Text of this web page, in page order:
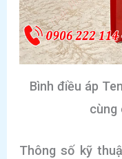
Bình điều áp
cùng
Thông số kỹ